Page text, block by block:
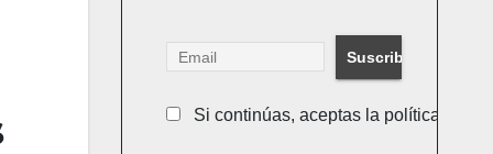
Si continúas, aceptas la política de